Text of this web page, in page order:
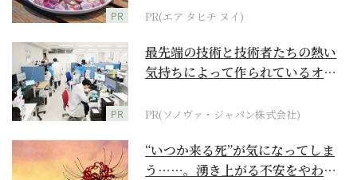
PR PR(エア タヒチ ヌイ)
PR
最先端の技術と技術者たちの熱い
気持ちによって作られているオー
PR(ソノヴァ・ジャパン株式会社)
“いつか来る死”が気になってしま
う……。湧き上がる不安をやわら